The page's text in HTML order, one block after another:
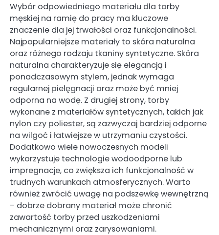
Wybór odpowiedniego materiału dla torby
męskiej na ramię do pracy ma kluczowe
znaczenie dla jej trwałości oraz funkcjonalności.
Najpopularniejsze materiały to skóra naturalna
oraz różnego rodzaju tkaniny syntetyczne. Skóra
naturalna charakteryzuje się elegancją i
ponadczasowym stylem, jednak wymaga
regularnej pielęgnacji oraz może być mniej
odporna na wodę. Z drugiej strony, torby
wykonane z materiałów syntetycznych, takich jak
nylon czy poliester, są zazwyczaj bardziej odporne
na wilgoć i łatwiejsze w utrzymaniu czystości.
Dodatkowo wiele nowoczesnych modeli
wykorzystuje technologie wodoodporne lub
impregnacje, co zwiększa ich funkcjonalność w
trudnych warunkach atmosferycznych. Warto
również zwrócić uwagę na podszewkę wewnętrzną
– dobrze dobrany materiał może chronić
zawartość torby przed uszkodzeniami
mechanicznymi oraz zarysowaniami.